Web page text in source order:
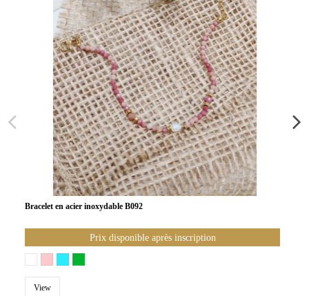
Bracelet en acier inoxydable B092
Prix disponible après inscription
View